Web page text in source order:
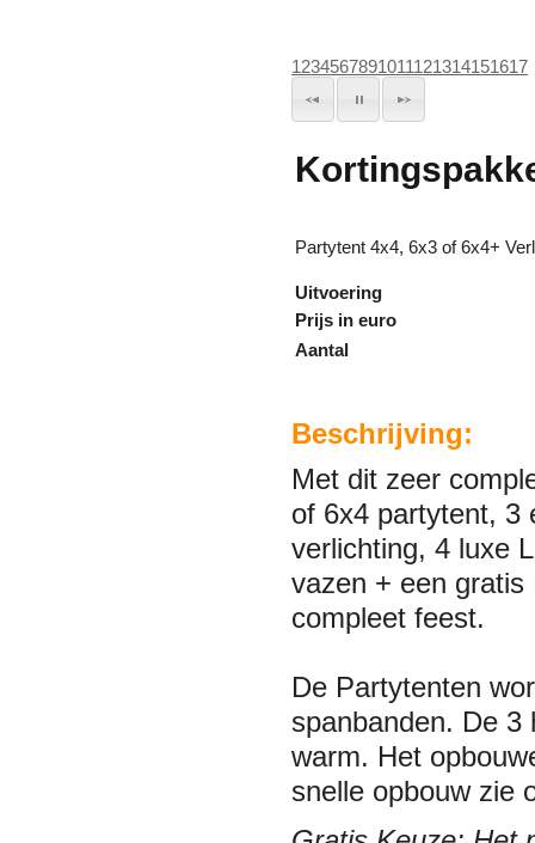
1234567891011121314151617
Partytent 4x4, 6x3 of 6x4+
Uitvoering
Prijs in euro
Aantal
Beschrijving:
Met dit zeer
of 6x4 partytent, 3
verlichting, 4 luxe
vazen + een gratis
compleet feest.
De Partytenten
spanbanden. De 3
warm. Het
snelle opbouw zie